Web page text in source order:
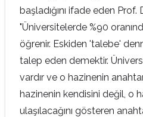
başladığını ifade eden Prof.
"Üniversitelerde %90
öğrenir. Eskiden 'talebe'
talep eden demektir.
vardır ve o hazinenin
hazinenin kendisini değil, o
ulaşılacağını gösteren